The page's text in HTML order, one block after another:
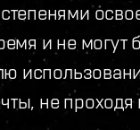
и не могут
не проходя